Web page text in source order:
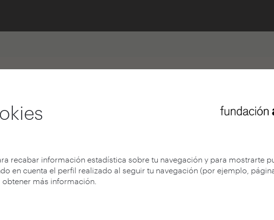
recabar información estadística sobre tu navegación y para mostrarte
en cuenta el perfil realizado al seguir tu navegación (por ejemplo,
obtener más información.